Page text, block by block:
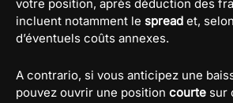
votre position, après déduction des
incluent notamment le spread et,
d’éventuels coûts annexes.
A contrario, si vous anticipez une
pouvez ouvrir une position courte sur